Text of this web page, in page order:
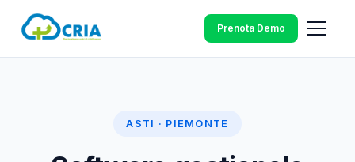
Prenota Demo
ASTI · PIEMONTE